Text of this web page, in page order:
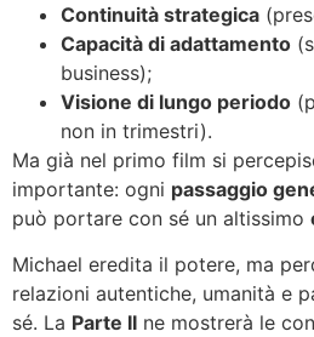
Continuità strategica
Capacità di adattamento
business);
Visione di lungo periodo
non in trimestri).
Ma già nel primo film si
importante: ogni passaggio
può portare con sé un altissimo
Michael eredita il potere, ma
relazioni autentiche, umanità e
sé. La Parte II ne mostrerà le